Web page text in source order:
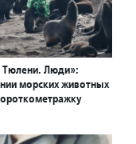
Люди»:
морских животных